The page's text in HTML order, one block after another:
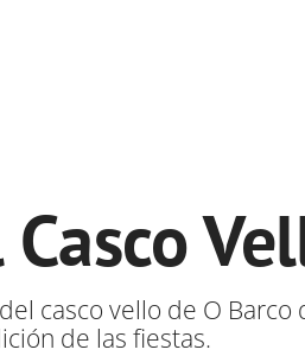
casco vello de O
de las fiestas.